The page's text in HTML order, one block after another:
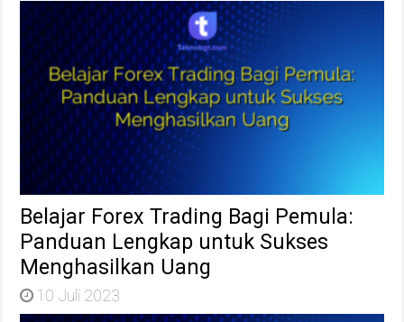
Belajar Forex Trading Bagi Pemula:
Panduan Lengkap untuk Sukses
Menghasilkan Uang
10 Juli 2023